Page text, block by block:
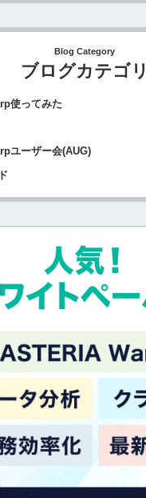
Blog Category
ブログカテゴリ
使ってみた
ユーザー会(AUG)